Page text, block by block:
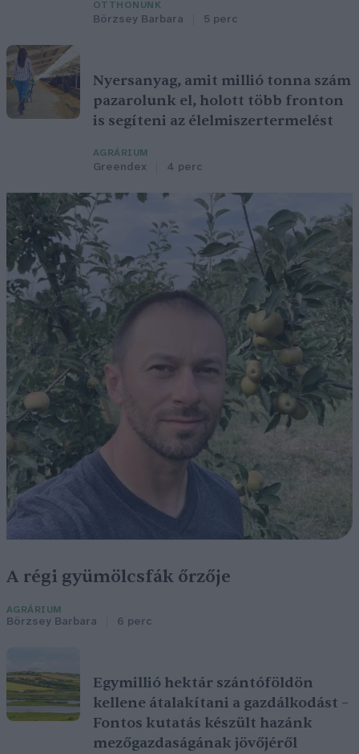
OTTHONUNK
Börzsey Barbara 5 perc
Nyersanyag, amit millió tonna szám
pazarolunk el, holott több fronton
is segíteni az élelmiszertermelést
AGRÁRIUM
Greendex 4 perc
A régi gyümölcsfák őrzője
AGRÁRIUM
Börzsey Barbara 6 perc
Egymillió hektár szántóföldön
kellene átalakítani a gazdálkodást –
Fontos kutatás készült hazánk
mezőgazdaságának jövőjéről